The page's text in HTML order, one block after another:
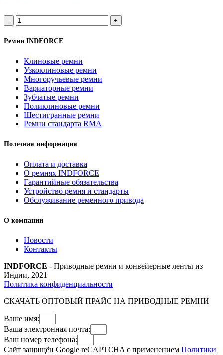
2HB
2550Lp/
2562La
(PCM
ремень
многоручьевой
INDFORCE
Unlimit
quantity
Ремни INDFORCE
Клиновые ремни
Узкоклиновые ремни
Многоручьевые ремни
Вариаторные ремни
Зубчатые ремни
Поликлиновые ремни
Шестигранные ремни
Ремни стандарта RMA
Полезная информация
Оплата и доставка
О ремнях INDFORCE
Гарантийные обязательства
Устройство ремня и стандарты
Обслуживание ременного привода
О компании
Новости
Контакты
INDFORCE - Приводные ремни и конвейерные ленты из
Индии, 2021
Политика конфиденциальности
СКАЧАТЬ ОПТОВЫЙ ПРАЙС НА ПРИВОДНЫЕ РЕМНИ
Ваше имя:
Ваша электронная почта:
Ваш номер телефона:
Сайт защищён Google reCAPTCHA с применением Политики